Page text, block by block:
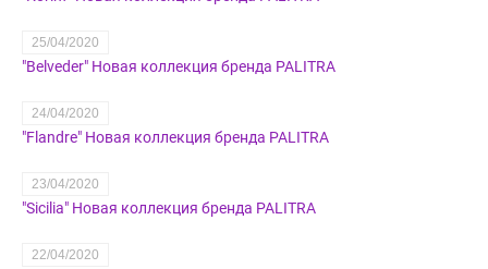
25/04/2020
​"Belveder" Новая коллекция бренда PALITRA
24/04/2020
"Flandre" Новая коллекция бренда PALITRA
23/04/2020
"Sicilia" Новая коллекция бренда PALITRA
22/04/2020